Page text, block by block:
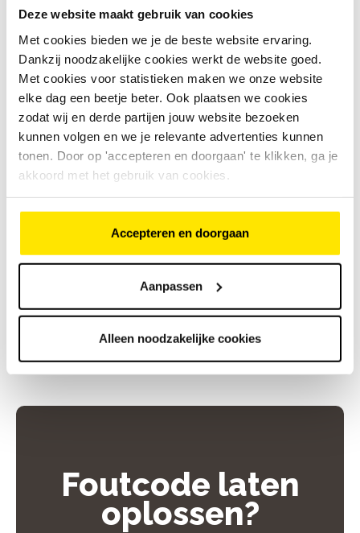
Deze website maakt gebruik van cookies
Met cookies bieden we je de beste website ervaring.
Dankzij noodzakelijke cookies werkt de website goed.
Met cookies voor statistieken maken we onze website
elke dag een beetje beter. Ook plaatsen we cookies
zodat wij en derde partijen jouw website bezoeken
kunnen volgen en we je relevante advertenties kunnen
tonen. Door op 'accepteren en doorgaan' te klikken, ga je
akkoord met het gebruik van cookies.
Accepteren en doorgaan
Aanpassen
Alleen noodzakelijke cookies
of de communicatie tussen display, controller en
motor goed werkt
of kabels en connectoren in orde zijn
of er sprake is van een defect onderdeel
of het systeem opnieuw moet worden ingesteld
Soms is het een los contact. Soms is er een probleem
met een onderdeel dat vervangen moet worden.
Is het een dure reparatie?
Vaak niet, als het gaat om een kabel of aansluiting die
niet goed zit.
Duurder wordt het als een onderdeel zoals de
controller of display defect is en vervangen moet
worden.
Foutcode laten
oplossen?